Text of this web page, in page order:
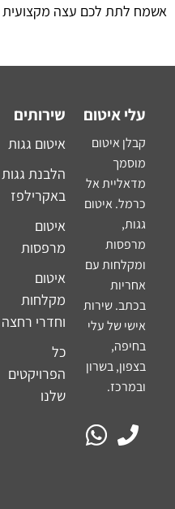
אשמח לתת לכם עצה מקצועית
עלי איטום
קבלן איטום
מוסמך
מדאליית אל
כרמל. איטום
גגות,
מרפסות
ומקלחות עם
אחריות
בכתב. שירות
אישי של עלי
בחיפה,
בצפון, בשרון
ובמרכז.
שירותים
איטום גגות
הלבנת גגות
באקרילפז
איטום
מרפסות
איטום
מקלחות
וחדרי רחצה
כל
הפרויקטים
שלנו